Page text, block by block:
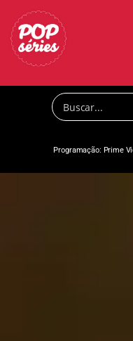
Programação: Prime